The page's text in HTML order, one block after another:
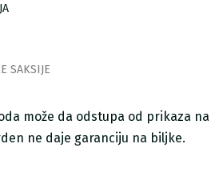
SAKSIJE
može da odstupa od prikaza na
ne daje garanciju na biljke.